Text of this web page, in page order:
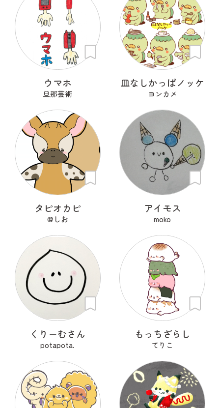
ウマホ
旦那芸術
皿なしかっぱノッケ
ヨンカメ
タピオカピ
@しお
アイモス
moko
くりーむさん
potapota.
もっちざらし
てりこ